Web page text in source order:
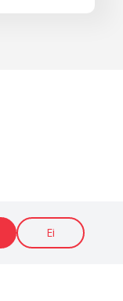
Ei